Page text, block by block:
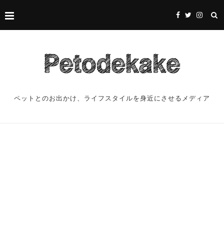
ペットとのお出かけ、ライフスタイルを身近にさせるメディア